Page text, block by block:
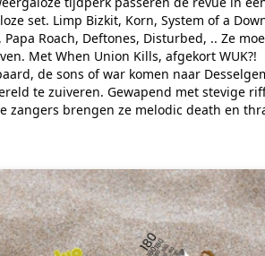
set. Limp Bizkit, Korn, System of a
Roach, Deftones, Disturbed, .. Ze
Met When Union Kills, afgekort WUK?!
de sons of war komen naar
te zuiveren. Gewapend met stevige
zangers brengen ze melodic death en